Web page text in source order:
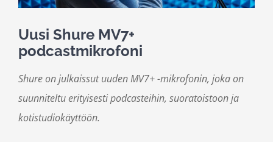
Uusi Shure MV7+
podcastmikrofoni
Shure on julkaissut uuden MV7+ -mikrofonin, joka on
suunniteltu erityisesti podcasteihin, suoratoistoon ja
kotistudiokäyttöön.